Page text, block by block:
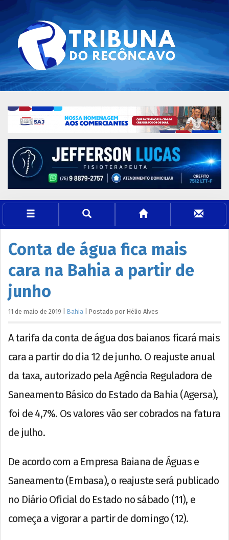
Conta de água fica mais
cara na Bahia a partir de
junho
11 de maio de 2019 Bahia Postado por Hélio Alves
A tarifa da conta de água dos baianos ficará mais
cara a partir do dia 12 de junho. O reajuste anual
da taxa, autorizado pela Agência Reguladora de
Saneamento Básico do Estado da Bahia (Agersa),
foi de 4,7%. Os valores vão ser cobrados na fatura
de julho.
De acordo com a Empresa Baiana de Águas e
Saneamento (Embasa), o reajuste será publicado
no Diário Oficial do Estado no sábado (11), e
começa a vigorar a partir de domingo (12).